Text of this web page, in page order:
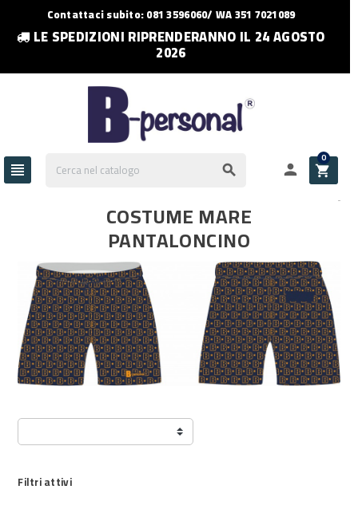
Contattaci subito: 081 3596060/ WA 351 7021089
LE SPEDIZIONI RIPRENDERANNO IL 24 AGOSTO
2026
   
0
COSTUME MARE
PANTALONCINO
Filtri attivi